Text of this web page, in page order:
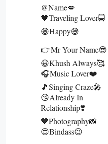
@name💋
🖤Traveling Lover🚍
😁Happy😅
👉Mr Your Name😎
😀Khush Always🥰
🎧Music Lover❤️
🎵Singing Craze🎤
😘Already In
Relationship❣️
💙Photography📸
😍Bindass😉